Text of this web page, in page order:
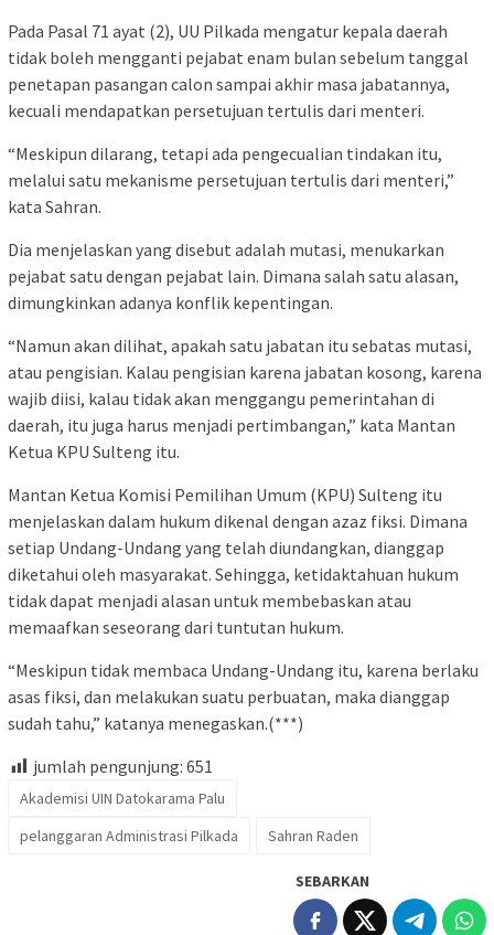
Pada Pasal 71 ayat (2), UU Pilkada mengatur kepala daerah
tidak boleh mengganti pejabat enam bulan sebelum tanggal
penetapan pasangan calon sampai akhir masa jabatannya,
kecuali mendapatkan persetujuan tertulis dari menteri.
“Meskipun dilarang, tetapi ada pengecualian tindakan itu,
melalui satu mekanisme persetujuan tertulis dari menteri,”
kata Sahran.
Dia menjelaskan yang disebut adalah mutasi, menukarkan
pejabat satu dengan pejabat lain. Dimana salah satu alasan,
dimungkinkan adanya konflik kepentingan.
“Namun akan dilihat, apakah satu jabatan itu sebatas mutasi,
atau pengisian. Kalau pengisian karena jabatan kosong, karena
wajib diisi, kalau tidak akan menggangu pemerintahan di
daerah, itu juga harus menjadi pertimbangan,” kata Mantan
Ketua KPU Sulteng itu.
Mantan Ketua Komisi Pemilihan Umum (KPU) Sulteng itu
menjelaskan dalam hukum dikenal dengan azaz fiksi. Dimana
setiap Undang-Undang yang telah diundangkan, dianggap
diketahui oleh masyarakat. Sehingga, ketidaktahuan hukum
tidak dapat menjadi alasan untuk membebaskan atau
memaafkan seseorang dari tuntutan hukum.
“Meskipun tidak membaca Undang-Undang itu, karena berlaku
asas fiksi, dan melakukan suatu perbuatan, maka dianggap
sudah tahu,” katanya menegaskan.(***)
jumlah pengunjung: 651
Akademisi UIN Datokarama Palu
pelanggaran Administrasi Pilkada
Sahran Raden
SEBARKAN